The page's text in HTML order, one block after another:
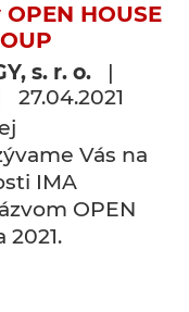
HOUSE
s. r. o. |
Vás na
IMA
OPEN
2021.